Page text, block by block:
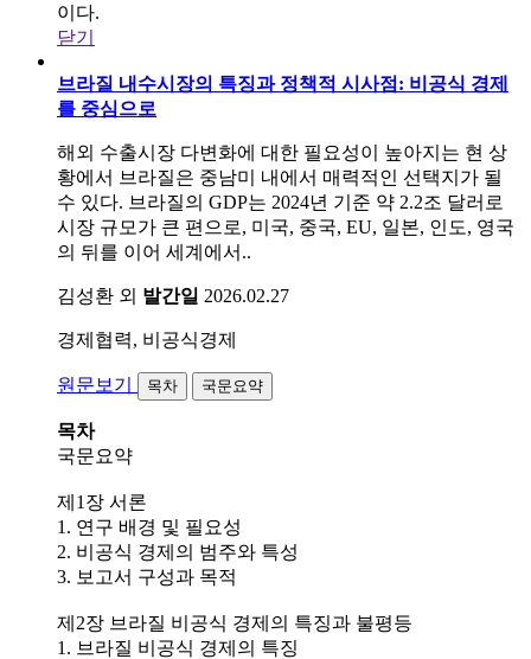
이다.
닫기
브라질 내수시장의 특징과 정책적 시사점: 비공식 경제
를 중심으로
해외 수출시장 다변화에 대한 필요성이 높아지는 현 상
황에서 브라질은 중남미 내에서 매력적인 선택지가 될
수 있다. 브라질의 GDP는 2024년 기준 약 2.2조 달러로
시장 규모가 큰 편으로, 미국, 중국, EU, 일본, 인도, 영국
의 뒤를 이어 세계에서..
김성환 외 발간일 2026.02.27
경제협력, 비공식경제
원문보기 목차 국문요약
목차
국문요약
제1장 서론
1. 연구 배경 및 필요성
2. 비공식 경제의 범주와 특성
3. 보고서 구성과 목적
제2장 브라질 비공식 경제의 특징과 불평등
1. 브라질 비공식 경제의 특징